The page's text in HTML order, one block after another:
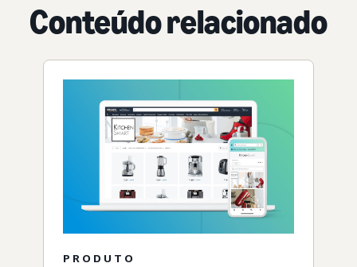
Conteúdo relacionado
PRODUTO